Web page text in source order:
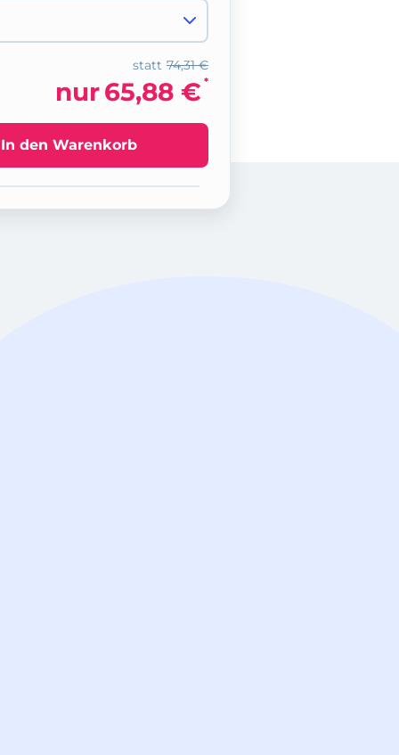
74,31 €
statt
nur65,88 € *
In den Warenkorb